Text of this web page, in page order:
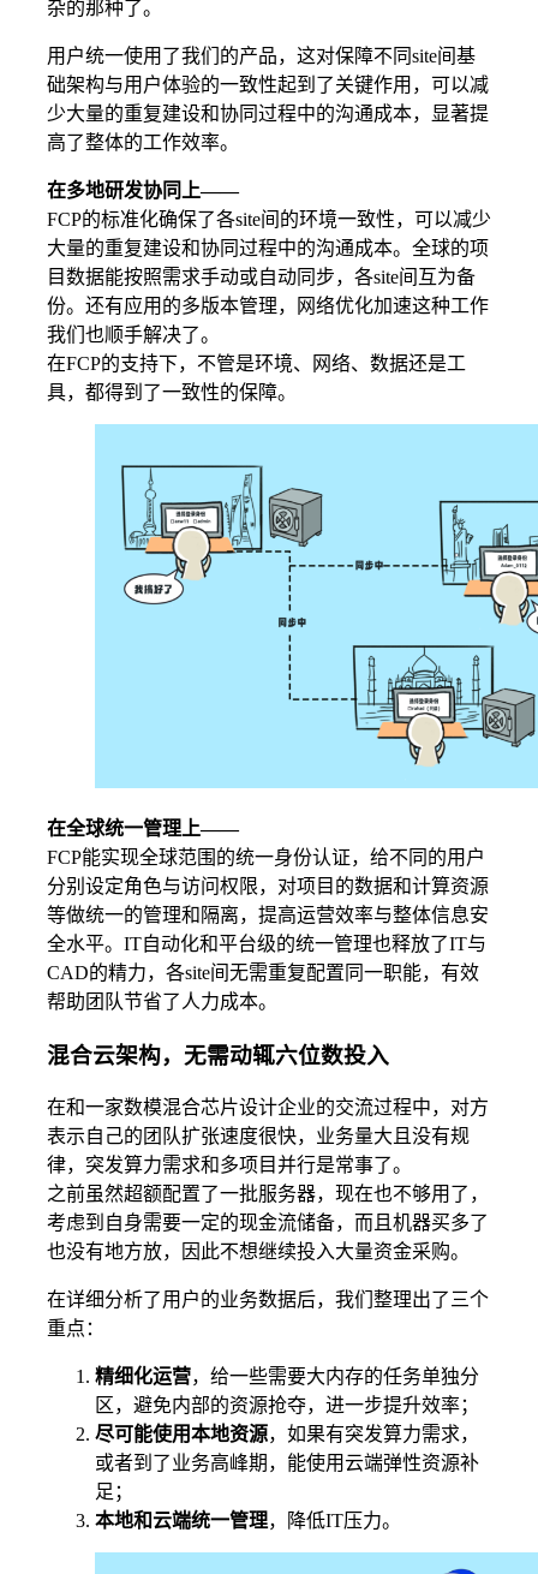
杂的那种了。
用户统一使用了我们的产品，这对保障不同site间基
础架构与用户体验的一致性起到了关键作用，可以减
少大量的重复建设和协同过程中的沟通成本，显著提
高了整体的工作效率。
在多地研发协同上——
FCP的标准化确保了各site间的环境一致性，可以减少
大量的重复建设和协同过程中的沟通成本。全球的项
目数据能按照需求手动或自动同步，各site间互为备
份。还有应用的多版本管理，网络优化加速这种工作
我们也顺手解决了。
在FCP的支持下，不管是环境、网络、数据还是工
具，都得到了一致性的保障。
在全球统一管理上——
FCP能实现全球范围的统一身份认证，给不同的用户
分别设定角色与访问权限，对项目的数据和计算资源
等做统一的管理和隔离，提高运营效率与整体信息安
全水平。IT自动化和平台级的统一管理也释放了IT与
CAD的精力，各site间无需重复配置同一职能，有效
帮助团队节省了人力成本。
混合云架构，无需动辄六位数投入
在和一家数模混合芯片设计企业的交流过程中，对方
表示自己的团队扩张速度很快，业务量大且没有规
律，突发算力需求和多项目并行是常事了。
之前虽然超额配置了一批服务器，现在也不够用了，
考虑到自身需要一定的现金流储备，而且机器买多了
也没有地方放，因此不想继续投入大量资金采购。
在详细分析了用户的业务数据后，我们整理出了三个
重点：
精细化运营，给一些需要大内存的任务单独分
区，避免内部的资源抢夺，进一步提升效率；
尽可能使用本地资源，如果有突发算力需求，
或者到了业务高峰期，能使用云端弹性资源补
足；
本地和云端统一管理，降低IT压力。